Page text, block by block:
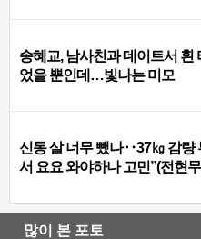
송혜교, 남사친과 데이트서 흰
었을 뿐인데…빛나는 미모
신동 살 너무 뺐나‥37㎏ 감량
서 요요 와야하나 고민”(전현
많이 본 포토